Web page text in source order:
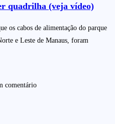
quadrilha (veja vídeo)
os cabos de alimentação do parque
e Leste de Manaus, foram
comentário